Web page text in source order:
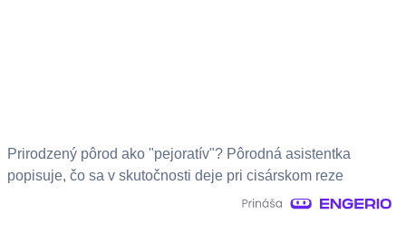
Prirodzený pôrod ako "pejoratív"? Pôrodná asistentka
popisuje, čo sa v skutočnosti deje pri cisárskom reze